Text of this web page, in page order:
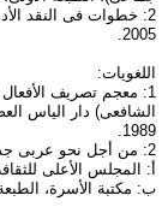
2: خطوات فى النقد
2005.
اللغويات:
1: معجم تصريف
الشافعى) دار الياس
1989.
2: من أجل نحو عربى جديد:
أ: المجلس الأعلى للثقافة،
ب: مكتبة الأسرة، الطبعة